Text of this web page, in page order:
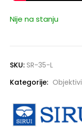
Nije na stanju
SKU: SR-35-L
Kategorije: Objektivi